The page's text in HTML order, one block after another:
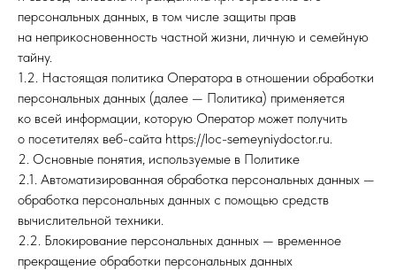
персональных данных, в том числе защиты прав
на неприкосновенность частной жизни, личную и семейную
тайну.
1.2. Настоящая политика Оператора в отношении обработки
персональных данных (далее — Политика) применяется
ко всей информации, которую Оператор может получить
о посетителях веб-сайта https://loc-semeyniydoctor.ru.
2. Основные понятия, используемые в Политике
2.1. Автоматизированная обработка персональных данных —
обработка персональных данных с помощью средств
вычислительной техники.
2.2. Блокирование персональных данных — временное
прекращение обработки персональных данных